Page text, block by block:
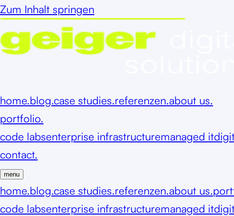
Zum Inhalt springen
home.blog.case studies.referenzen.about us.
portfolio.
code labsenterprise infrastructuremanaged it
contact.
menu
home.blog.case studies.referenzen.about us.
code labsenterprise infrastructuremanaged it